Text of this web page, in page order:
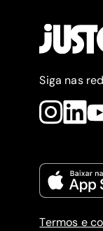
Siga nas
Termos e